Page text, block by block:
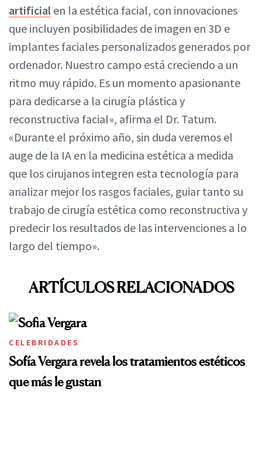
artificial en la estética facial, con innovaciones
que incluyen posibilidades de imagen en 3D e
implantes faciales personalizados generados por
ordenador. Nuestro campo está creciendo a un
ritmo muy rápido. Es un momento apasionante
para dedicarse a la cirugía plástica y
reconstructiva facial», afirma el Dr. Tatum.
«Durante el próximo año, sin duda veremos el
auge de la IA en la medicina estética a medida
que los cirujanos integren esta tecnología para
analizar mejor los rasgos faciales, guiar tanto su
trabajo de cirugía estética como reconstructiva y
predecir los resultados de las intervenciones a lo
largo del tiempo».
ARTÍCULOS RELACIONADOS
CELEBRIDADES
Sofía Vergara revela los tratamientos estéticos
que más le gustan